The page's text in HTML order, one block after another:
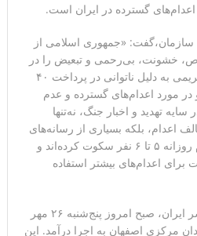
به پاسدار احمد وحیدی، سرکرده
در مذاکرات در باره تنگه هرمز
علیه رژیم ایران ادامه
گسترده در ایران است.
سازمان،گفت: «جمهوری اسلامی از
خشونت، بی‌رحمی و تبعیض را در
جامعه ترویج می‌کند. عباس کریمی به دلیل ناتوانی در پرداخت ۴۰
در مورد اعدام‌های گسترده و عدم
تهدید و اخبار جنگ، نه‌تنها
اعدام، بلکه بسیاری از رسانه‌های
فارسی‌زبان نیز در قبال اعدام روزانه ۵ تا ۶ نفر سکوت کرده‌اند و
اعدام‌های بیشتر استفاده
بنا به اطلاع سازمان حقوق بشر ایران، صبح امروز پنج‌شنبه ۲۶ مهر
مرکزی اصفهان به اجرا درآمد. این